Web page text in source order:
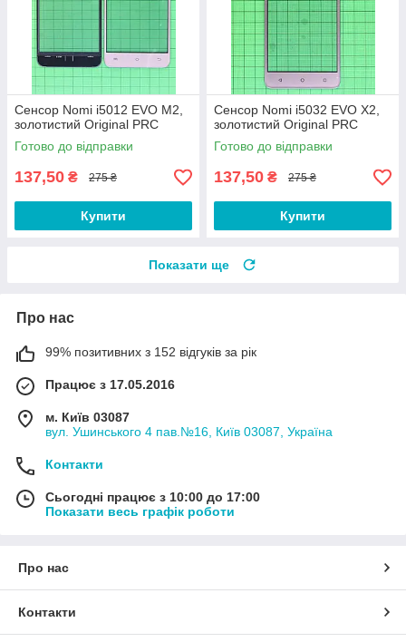
Сенсор Nomi i5012 EVO M2,
золотистий Original PRC
Готово до відправки
137,50 ₴ 275 ₴
Купити
Сенсор Nomi i5032 EVO X2,
золотистий Original PRC
Готово до відправки
137,50 ₴ 275 ₴
Купити
Показати ще
Про нас
99% позитивних з 152 відгуків за рік
Працює з 17.05.2016
м. Київ 03087
вул. Ушинського 4 пав.№16, Київ 03087, Україна
Контакти
Сьогодні працює з 10:00 до 17:00
Показати весь графік роботи
Про нас
Контакти